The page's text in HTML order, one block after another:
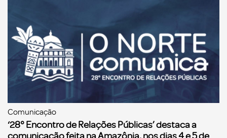
Comunicação
‘28° Encontro de Relações Públicas’ destaca a